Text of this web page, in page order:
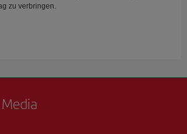
zu verbringen.